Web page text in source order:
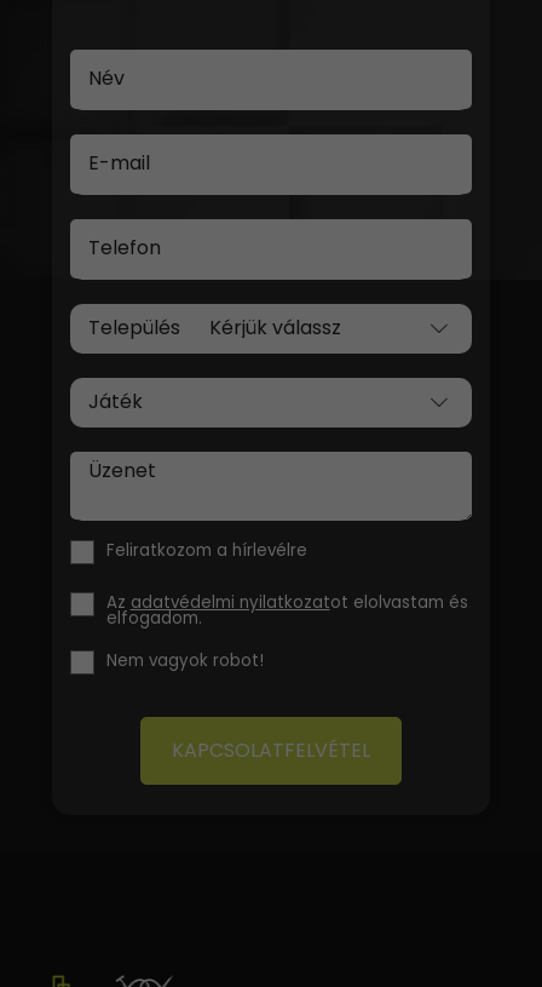
Név
E-mail
Telefon
Település
Játék
Üzenet
Feliratkozom a hírlevélre
Az adatvédelmi nyilatkozatot elolvastam és
elfogadom.
Nem vagyok robot!
KAPCSOLATFELVÉTEL